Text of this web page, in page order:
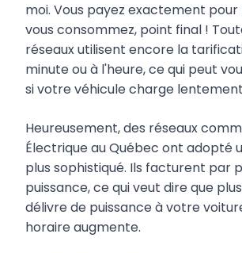
moi. Vous payez exactement pour
vous consommez, point final !
réseaux utilisent encore la
minute ou à l'heure, ce qui peut
si votre véhicule charge
Heureusement, des réseaux
Électrique au Québec ont adopté
plus sophistiqué. Ils facturent par
puissance, ce qui veut dire que
délivre de puissance à votre
horaire augmente.